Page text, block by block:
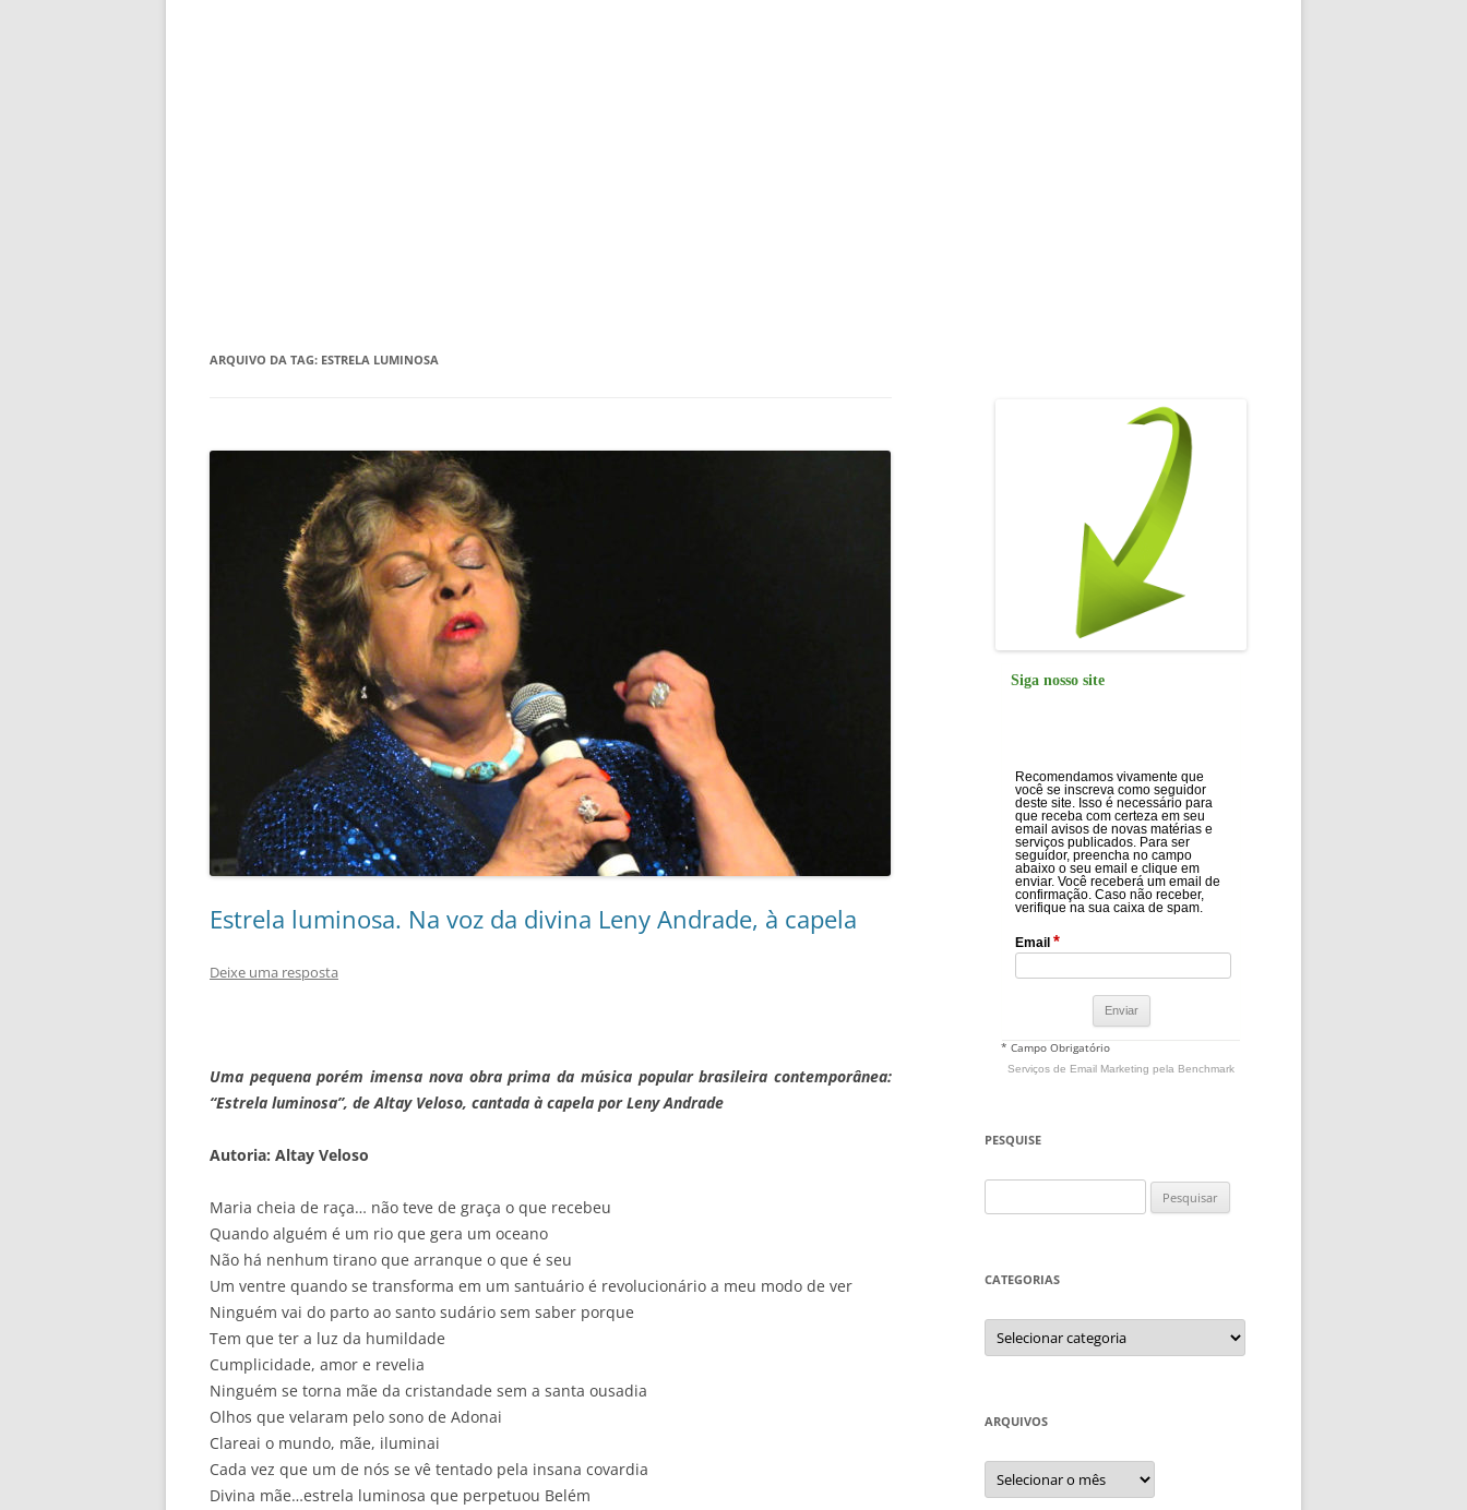
ARQUIVO DA TAG: ESTRELA LUMINOSA
Estrela luminosa. Na voz da divina Leny Andrade, à capela
Deixe uma resposta
Uma pequena porém imensa nova obra prima da música popular brasileira contemporânea:
“Estrela luminosa”, de Altay Veloso, cantada à capela por Leny Andrade
Autoria: Altay Veloso
Maria cheia de raça… não teve de graça o que recebeu
Quando alguém é um rio que gera um oceano
Não há nenhum tirano que arranque o que é seu
Um ventre quando se transforma em um santuário é revolucionário a meu modo de ver
Ninguém vai do parto ao santo sudário sem saber porque
Tem que ter a luz da humildade
Cumplicidade, amor e revelia
Ninguém se torna mãe da cristandade sem a santa ousadia
Olhos que velaram pelo sono de Adonai
Clareai o mundo, mãe, iluminai
Cada vez que um de nós se vê tentado pela insana covardia
Divina mãe…estrela luminosa que perpetuou Belém
Siga nosso site
Recomendamos vivamente que
você se inscreva como seguidor
deste site. Isso é necessário para
que receba com certeza em seu
email avisos de novas matérias e
serviços publicados. Para ser
seguidor, preencha no campo
abaixo o seu email e clique em
enviar. Você receberá um email de
confirmação. Caso não receber,
verifique na sua caixa de spam.
Email *
* Campo Obrigatório
Serviços de Email Marketing pela Benchmark
PESQUISE
por:
CATEGORIAS
Categorias
ARQUIVOS
Arquivos